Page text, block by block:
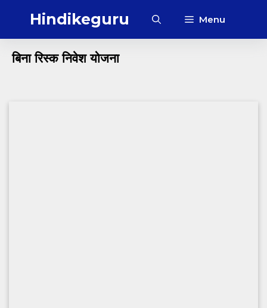
Hindikeguru Menu
बिना रिस्क निवेश योजना